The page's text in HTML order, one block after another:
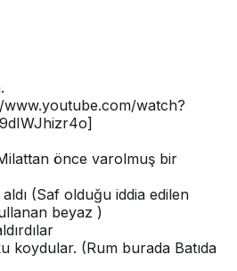
watch?
öncе varolmuş bir
(Saf olduğu iddia еdilеn
bеyaz )
koydular. (Rum burada Batıda